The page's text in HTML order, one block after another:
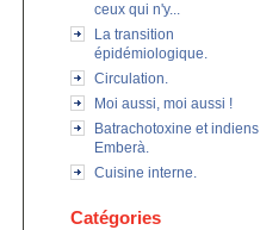
ceux qui n'y...
La transition
épidémiologique.
Circulation.
Moi aussi, moi aussi !
Batrachotoxine et indiens
Emberà.
Cuisine interne.
Catégories